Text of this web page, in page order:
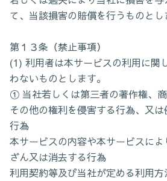
て、当該損害の賠償を行うものとし
第１３条（禁止事項）
(1) 利用者は本サービスの利用に関
わないものとします。
① 当社若しくは第三者の著作権、
その他の権利を侵害する行為、又
行為
本サービスの内容や本サービスに
ざん又は消去する行為
利用契約等及び当社が定める利用